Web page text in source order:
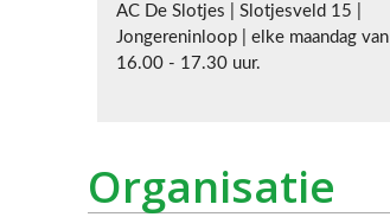
AC De Slotjes | Slotjesveld 15 |
Jongereninloop | elke maandag van
16.00 - 17.30 uur.
Organisatie